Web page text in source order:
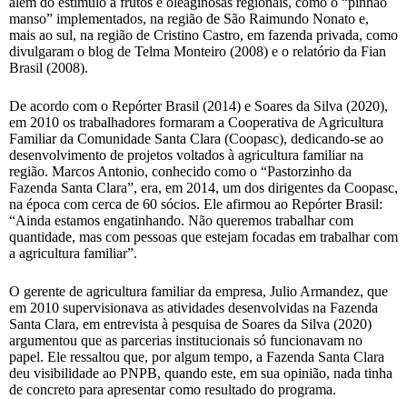
manso” implementados, na região de São Raimundo Nonato e,
mais ao sul, na região de Cristino Castro, em fazenda privada, como
divulgaram o blog de Telma Monteiro (2008) e o relatório da Fian
Brasil (2008).
De acordo com o Repórter Brasil (2014) e Soares da Silva (2020),
em 2010 os trabalhadores formaram a Cooperativa de Agricultura
Familiar da Comunidade Santa Clara (Coopasc), dedicando-se ao
desenvolvimento de projetos voltados à agricultura familiar na
região. Marcos Antonio, conhecido como o “Pastorzinho da
Fazenda Santa Clara”, era, em 2014, um dos dirigentes da Coopasc,
na época com cerca de 60 sócios. Ele afirmou ao Repórter Brasil:
“Ainda estamos engatinhando. Não queremos trabalhar com
quantidade, mas com pessoas que estejam focadas em trabalhar com
a agricultura familiar”.
O gerente de agricultura familiar da empresa, Julio Armandez, que
em 2010 supervisionava as atividades desenvolvidas na Fazenda
Santa Clara, em entrevista à pesquisa de Soares da Silva (2020)
argumentou que as parcerias institucionais só funcionavam no
papel. Ele ressaltou que, por algum tempo, a Fazenda Santa Clara
deu visibilidade ao PNPB, quando este, em sua opinião, nada tinha
de concreto para apresentar como resultado do programa.